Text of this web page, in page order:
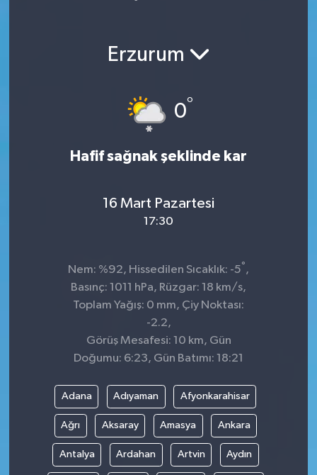
Erzurum
0°
Hafif sağnak şeklinde kar
16 Mart Pazartesi
17:30
Nem: %92, Hissedilen Sıcaklık: -5° ,
Basınç: 1011 hPa, Rüzgar: 18 km/s,
Toplam Yağış: 0 mm, Çiy Noktası:
-2.2,
Görüş Mesafesi: 10 km, Gün
Doğumu: 6:23, Gün Batımı: 18:21
Adana Adıyaman Afyonkarahisar
Ağrı Aksaray Amasya Ankara
Antalya Ardahan Artvin Aydın